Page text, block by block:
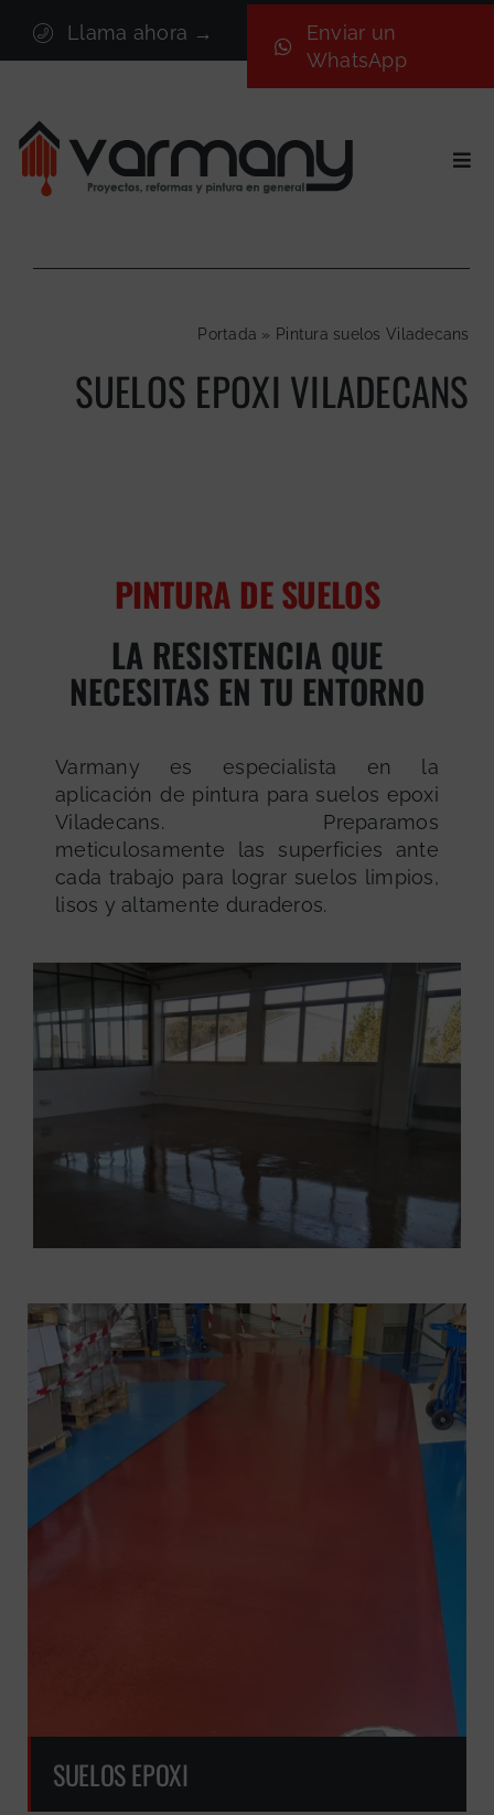
contenido
Llama ahora →
Enviar un
WhatsApp
Sectores
Nosotros
Portada » Pintura suelos Viladecans
SUELOS EPOXI VILADECANS
PINTURA DE SUELOS
LA RESISTENCIA QUE
NECESITAS EN TU ENTORNO
Varmany es especialista en la
aplicación de pintura para suelos epoxi
Viladecans. Preparamos
meticulosamente las superficies ante
cada trabajo para lograr suelos limpios,
lisos y altamente duraderos.
SUELOS EPOXI